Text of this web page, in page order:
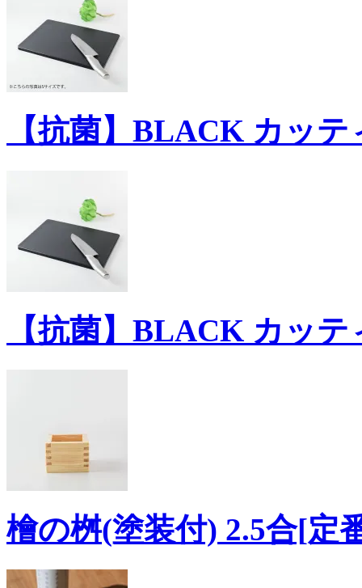
【抗菌】BLACK カッ
【抗菌】BLACK カッ
檜の桝(塗装付) 2.5合[定